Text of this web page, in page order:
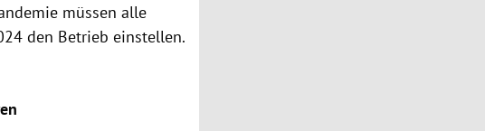
müssen alle
den Betrieb einstellen.